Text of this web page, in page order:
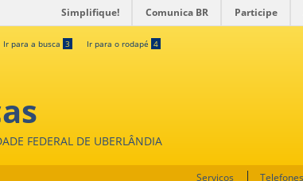
Simplifique! Comunica BR Participe
Ir para a busca 3 Ir para o rodapé 4
FEDERAL DE UBERLÂNDIA
Serviços Telefones